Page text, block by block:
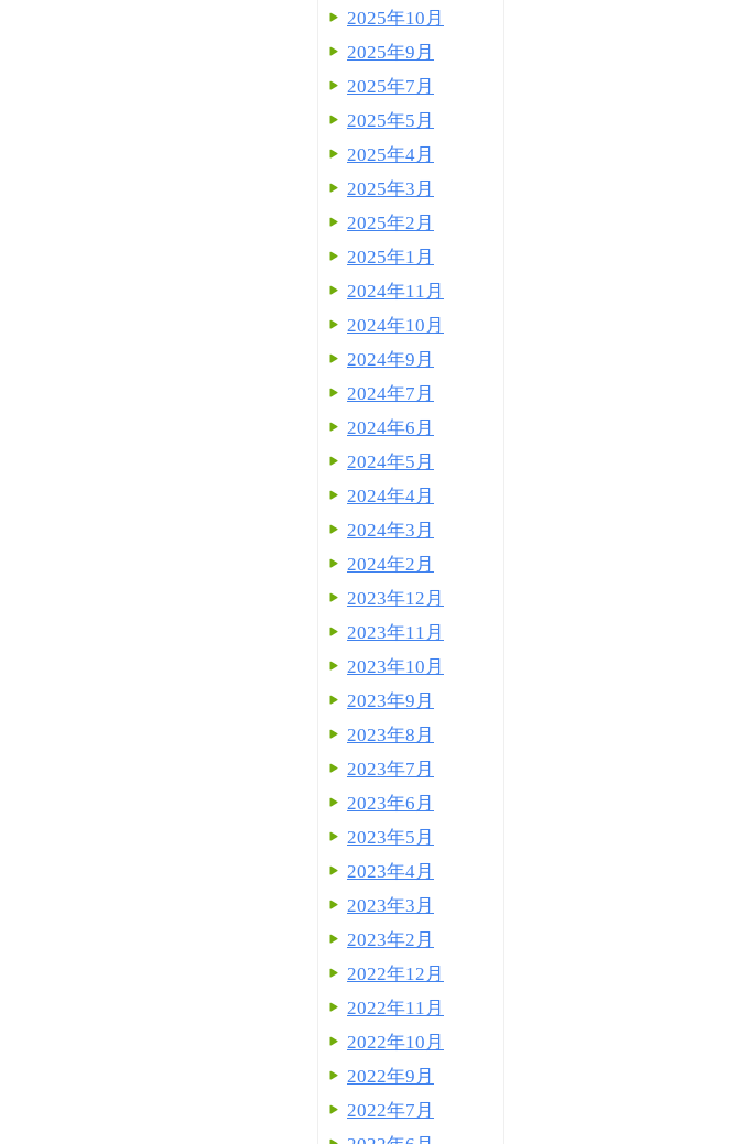
2025年10月
2025年9月
2025年7月
2025年5月
2025年4月
2025年3月
2025年2月
2025年1月
2024年11月
2024年10月
2024年9月
2024年7月
2024年6月
2024年5月
2024年4月
2024年3月
2024年2月
2023年12月
2023年11月
2023年10月
2023年9月
2023年8月
2023年7月
2023年6月
2023年5月
2023年4月
2023年3月
2023年2月
2022年12月
2022年11月
2022年10月
2022年9月
2022年7月